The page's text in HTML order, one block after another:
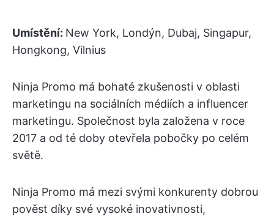
Umístění: New York, Londýn, Dubaj, Singapur,
Hongkong, Vilnius
Ninja Promo má bohaté zkušenosti v oblasti
marketingu na sociálních médiích a influencer
marketingu. Společnost byla založena v roce
2017 a od té doby otevřela pobočky po celém
světě.
Ninja Promo má mezi svými konkurenty dobrou
pověst díky své vysoké inovativnosti,